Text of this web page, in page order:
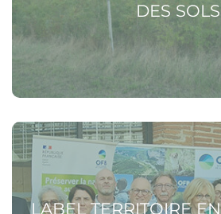
DES SOLS
LABEL TERRITOIRE
Voir la page Label Territoire